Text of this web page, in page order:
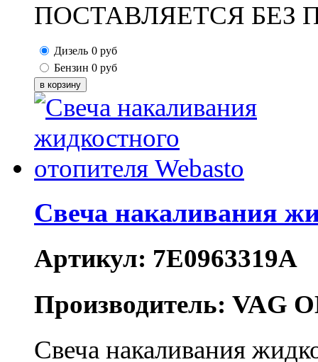
ПОСТАВЛЯЕТСЯ БЕЗ
Дизель 0 руб
Бензин 0 руб
Свеча накаливания
Артикул: 7E0963319A
Производитель: VAG
Свеча накаливания